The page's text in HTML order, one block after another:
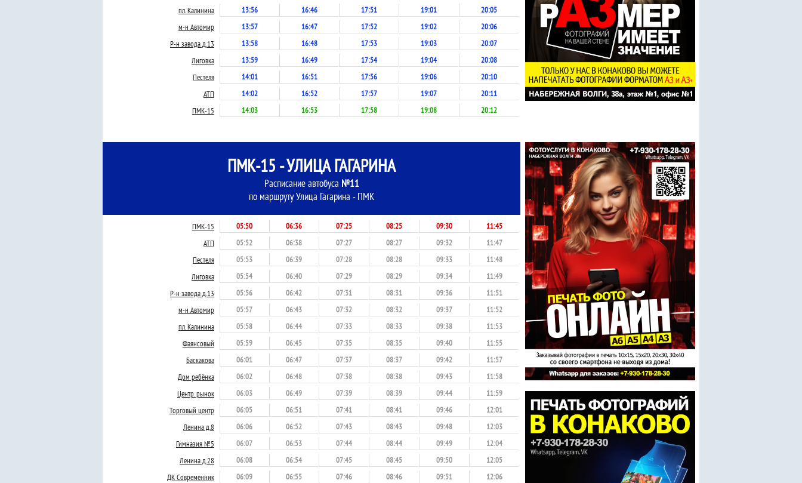
пл. Калинина
13:56 16:46 17:51 19:01
20:05
м-н Автомир
13:57 16:47 17:52 19:02
20:06
Р-н завода д.13
13:58 16:48 17:53 19:03
20:07
Лиговка
13:59 16:49 17:54 19:04
20:08
Пестеля
14:01 16:51 17:56 19:06
20:10
АТП
14:02 16:52 17:57 19:07
20:11
ПМК-15
14:03 16:53 17:58 19:08 20:12
ПМК-15 - УЛИЦА ГАГАРИНА
Расписание автобуса №11
по маршруту Улица Гагарина - ПМК
ПМК-15 05:50 06:36 07:25 08:25 09:30
11:45
АТП
05:52 06:38 07:27 08:27 09:32
11:47
Пестеля
05:53 06:39 07:28 08:28 09:33
11:48
Лиговка
05:54 06:40 07:29 08:29 09:34
11:49
Р-н завода д.13
05:56 06:42 07:31 08:31 09:36
11:51
м-н Автомир
05:57 06:43 07:32 08:32 09:37
11:52
пл. Калинина
05:58 06:44 07:33 08:33 09:38
11:53
Фаянсовый
05:59 06:45 07:35 08:35 09:40
11:55
Баскакова
06:01 06:47 07:37 08:37 09:42
11:57
Дом ребёнка
06:02 06:48 07:38 08:38 09:43
11:58
Центр. рынок
06:03 06:49 07:39 08:39 09:44
11:59
Торговый центр
06:05 06:51 07:41 08:41 09:46
12:01
Ленина д.8
06:06 06:52 07:43 08:43 09:48
12:03
Гимназия №5
06:07 06:53 07:44 08:44 09:49
12:04
Ленина д.28
06:08 06:54 07:45 08:45 09:50
12:05
ДК Современник
06:09 06:55 07:46 08:46 09:51
12:06